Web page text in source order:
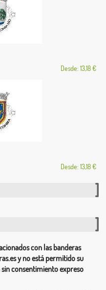
Desde: 13,18 €
Desde: 13,18 €
con las banderas
y no está permitido su
consentimiento expreso